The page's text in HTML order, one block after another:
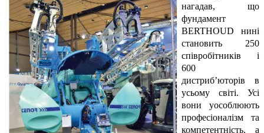
нагадав, що
фундамент
BERTHOUD нині
становить 250
співробітників і
600
дистриб’юторів в
усьому світі. Усі
вони уособлюють
професіоналізм та
компетентність, а